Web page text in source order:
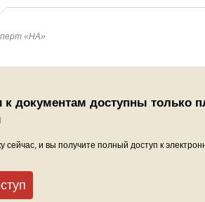
«НА»
к документам доступны только
сейчас, и вы получите полный доступ к